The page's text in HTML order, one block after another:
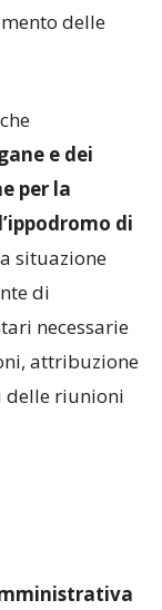
delle
e dei
per la
di
situazione
di
necessarie
attribuzione
delle riunioni